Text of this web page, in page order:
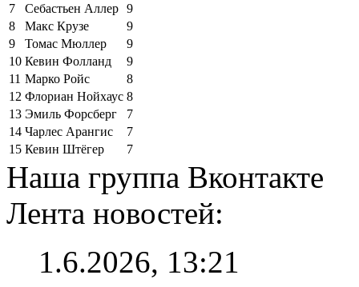
7
Себастьен Аллер 9
8
Макс Крузе
9
9
Томас Мюллер
9
10 Кевин Фолланд
9
11 Марко Ройс
8
12 Флориан Нойхаус 8
13 Эмиль Форсберг
7
14 Чарлес Арангис
7
15 Кевин Штёгер 7
Наша группа Вконтакте
Лента новостей:
1.6.2026, 13:21